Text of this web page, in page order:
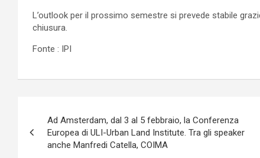
L’outlook per il prossimo semestre si prevede stabile
chiusura.
Fonte : IPI
articoli
Ad Amsterdam, dal 3 al 5 febbraio, la Conferenza
Europea di ULI-Urban Land Institute. Tra gli speaker
anche Manfredi Catella, COIMA